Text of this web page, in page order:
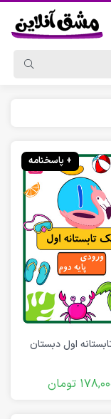
+ پاسخنامه
اول دبستان
تومان